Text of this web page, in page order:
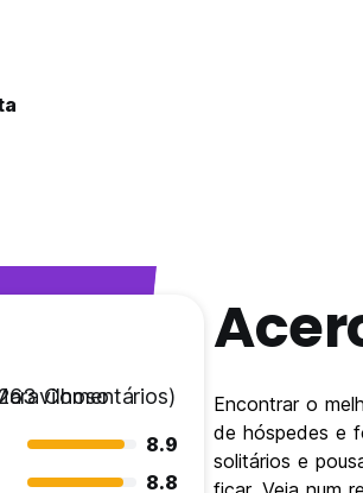
Comentários)
8.9
8.8
Encontrar o
de hóspedes e
solitários e